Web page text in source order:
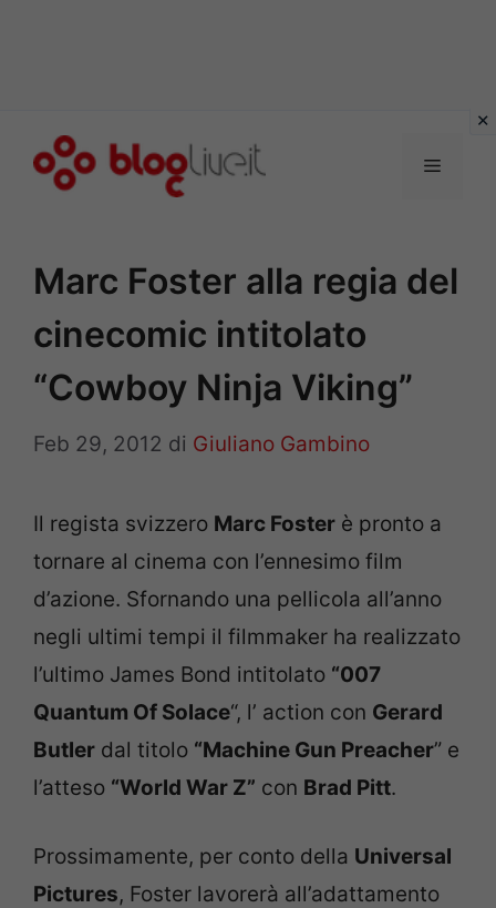
Menu
Marc Foster alla regia del
cinecomic intitolato
“Cowboy Ninja Viking”
Feb 29, 2012 di Giuliano Gambino
Il regista svizzero Marc Foster è pronto a
tornare al cinema con l’ennesimo film
d’azione. Sfornando una pellicola all’anno
negli ultimi tempi il filmmaker ha realizzato
l’ultimo James Bond intitolato “007
Quantum Of Solace“, l’ action con Gerard
Butler dal titolo “Machine Gun Preacher” e
l’atteso “World War Z” con Brad Pitt.
Prossimamente, per conto della Universal
Pictures, Foster lavorerà all’adattamento